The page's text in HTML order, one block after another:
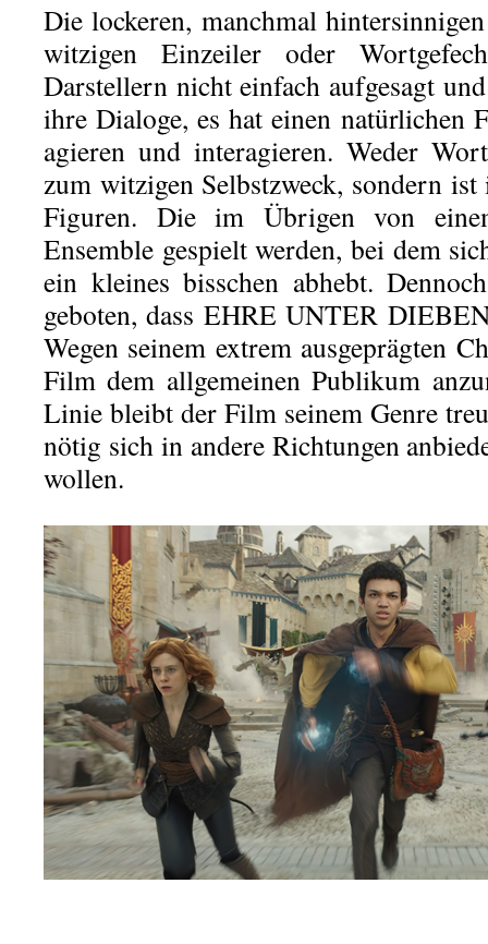
Die lockeren, manchmal
witzigen Einzeiler oder
Darstellern nicht einfach aufgesagt
ihre Dialoge, es hat einen natürlichen
agieren und interagieren. Weder
zum witzigen Selbstzweck, sondern
Figuren. Die im Übrigen von
Ensemble gespielt werden, bei dem
ein kleines bisschen abhebt.
geboten, dass EHRE UNTER
Wegen seinem extrem ausgeprägten
Film dem allgemeinen Publikum
Linie bleibt der Film seinem Genre
nötig sich in andere Richtungen
wollen.